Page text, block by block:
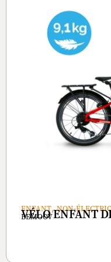
ENFANT, NON-
VÉLO ENFANT
BEMOOV